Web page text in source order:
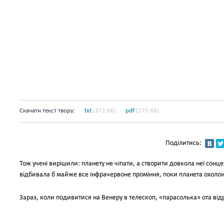
Скачати текст твору: txt (372 КБ) pdf (275 КБ)
Поділитись:
Тож учені вирішили: планету не чіпати, а створити довкола неї
відбивала б майже все інфрачервоне проміння, поки планета
Зараз, коли подивитися на Венеру в телескоп, «парасолька» ота